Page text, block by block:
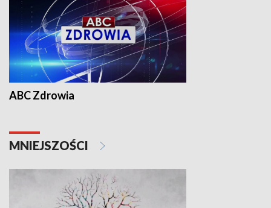
ABC Zdrowia
MNIEJSZOŚCI